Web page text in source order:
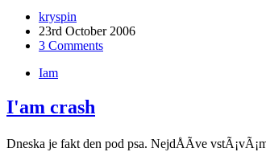
kryspin
23rd October 2006
3 Comments
Iam
I'am crash
Dneska je fakt den pod psa. NejdÅÃ­ve